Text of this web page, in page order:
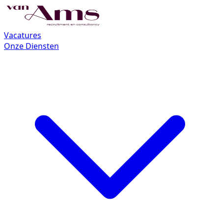
Vacatures
Onze Diensten